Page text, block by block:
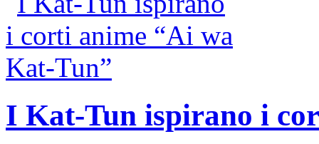
I Kat-Tun ispirano i